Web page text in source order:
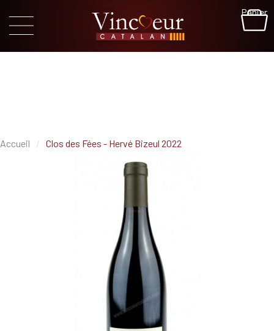
Panier
Accueil Clos des Fées - Hervé Bizeul 2022